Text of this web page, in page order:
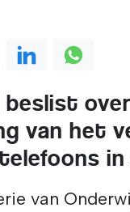
beslist over
van het
in
van